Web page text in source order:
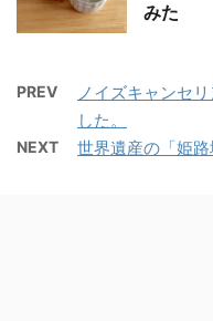
みた
PREV
ノイズキャンセ
した。
NEXT 世界遺産の「姫路